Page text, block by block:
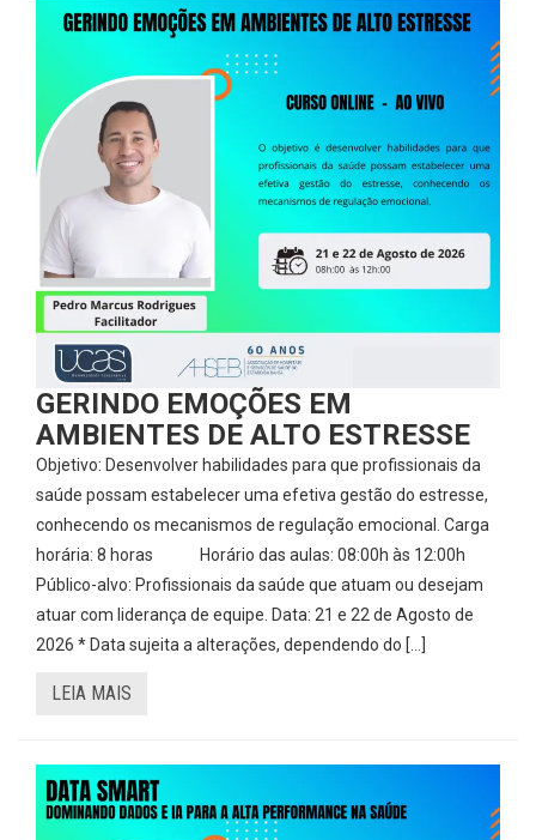
GERINDO EMOÇÕES EM
AMBIENTES DE ALTO ESTRESSE
Objetivo: Desenvolver habilidades para que profissionais da
saúde possam estabelecer uma efetiva gestão do estresse,
conhecendo os mecanismos de regulação emocional. Carga
horária: 8 horas Horário das aulas: 08:00h às 12:00h
Público-alvo: Profissionais da saúde que atuam ou desejam
atuar com liderança de equipe. Data: 21 e 22 de Agosto de
2026 * Data sujeita a alterações, dependendo do […]
LEIA MAIS